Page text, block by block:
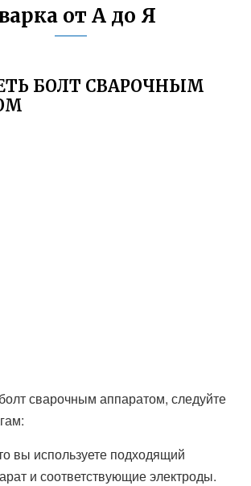
от А до Я
БОЛТ СВАРОЧНЫМ
сварочным аппаратом, следуйте
вы используете подходящий
и соответствующие электроды.